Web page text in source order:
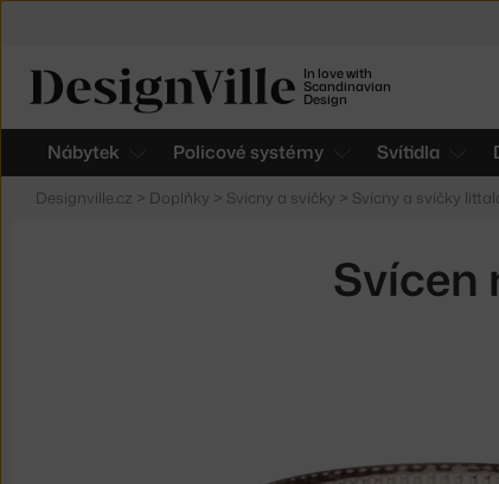
In love with
Scandinavian
Design
Nábytek Policové systémy Svítidla
Designville.cz > Doplňky > Svícny a svíčky > Svícny a svíčky
Svícen